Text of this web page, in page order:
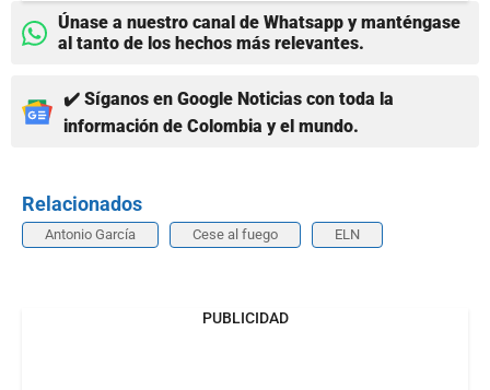
Únase a nuestro canal de Whatsapp y manténgase
al tanto de los hechos más relevantes.
✔️ Síganos en Google Noticias con toda la
información de Colombia y el mundo.
Relacionados
Antonio García Cese al fuego ELN
PUBLICIDAD